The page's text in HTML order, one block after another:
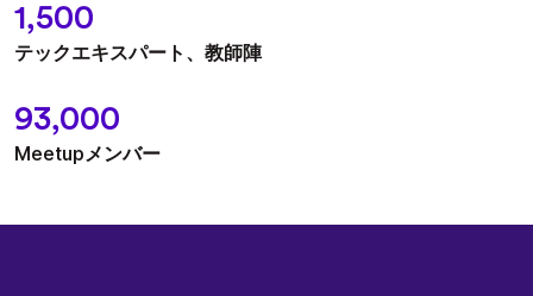
1,500
テックエキスパート、教師陣
93,000
Meetupメンバー